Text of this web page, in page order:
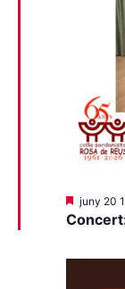
juny 20